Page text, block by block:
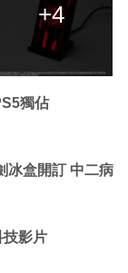
+4
獨佔
冰盒開訂 中二病
影片